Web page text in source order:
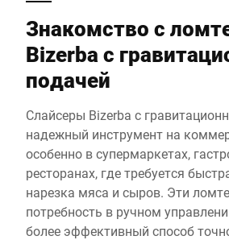
Знакомство с
Bizerba с
подачей
Слайсеры Bizerba с
надежный инструмент на
особенно в супермаркетах,
ресторанах, где требуется
нарезка мяса и сыров. Эти
потребность в ручном
более эффективный способ